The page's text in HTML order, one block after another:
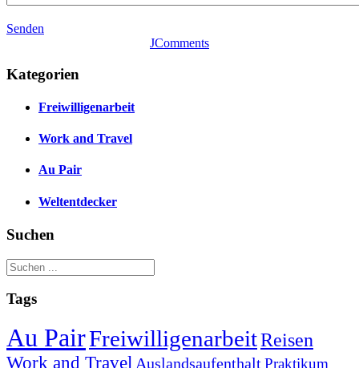
Senden
JComments
Kategorien
Freiwilligenarbeit
Work and Travel
Au Pair
Weltentdecker
Suchen
Tags
Au PairFreiwilligenarbeitReisen
Work and Travel AuslandsaufenthaltPraktikum